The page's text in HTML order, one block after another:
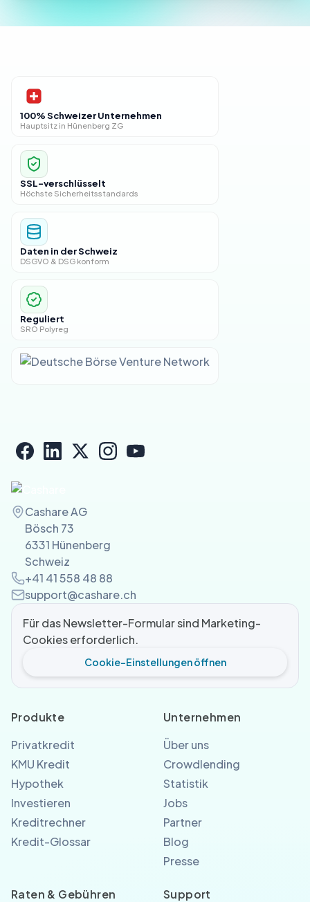
100% Schweizer Unternehmen
Hauptsitz in Hünenberg ZG
SSL-verschlüsselt
Höchste Sicherheitsstandards
Daten in der Schweiz
DSGVO & DSG konform
Reguliert
SRO Polyreg
Cashare AG
Bösch 73
6331 Hünenberg
Schweiz
+41 41 558 48 88
support@cashare.ch
Für das Newsletter-Formular sind Marketing-
Cookies erforderlich.
Cookie-Einstellungen öffnen
Produkte
Privatkredit
KMU Kredit
Hypothek
Investieren
Kreditrechner
Kredit-Glossar
Unternehmen
Über uns
Crowdlending
Statistik
Jobs
Partner
Blog
Presse
Raten & Gebühren
Support